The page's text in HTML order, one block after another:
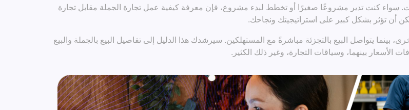
سواء كنت تدير مشروعًا صغيرًا أو تخطط لبدء مشروع، فإن معرفة كيفية عمل تجارة الجملة مقابل تجارة
أن تؤثر بشكل كبير على استراتيجيتك ونجاحك.
بينما يتواصل البيع بالتجزئة مباشرةً مع المستهلكين. سيرشدك هذا الدليل إلى تفاصيل البيع بالجملة والبيع
الأسعار بينهما، وسياقات التجارة، وغير ذلك الكثير.